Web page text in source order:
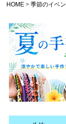
HOME 季節のイベン